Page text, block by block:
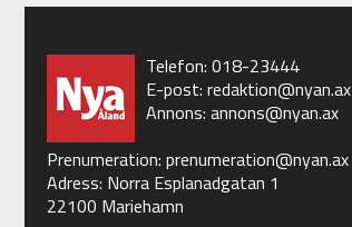
Telefon: 018-23444
E-post: redaktion@nyan.ax
Annons: annons@nyan.ax
Prenumeration: prenumeration@nyan.ax
Adress: Norra Esplanadgatan 1
22100 Mariehamn